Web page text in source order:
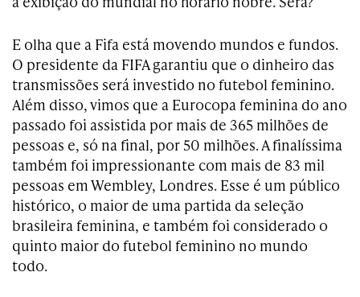
E olha que a Fifa está movendo mundos e fundos.
O presidente da FIFA garantiu que o dinheiro das
transmissões será investido no futebol feminino.
Além disso, vimos que a Eurocopa feminina do ano
passado foi assistida por mais de 365 milhões de
pessoas e, só na final, por 50 milhões. A finalíssima
também foi impressionante com mais de 83 mil
pessoas em Wembley, Londres. Esse é um público
histórico, o maior de uma partida da seleção
brasileira feminina, e também foi considerado o
quinto maior do futebol feminino no mundo
todo.